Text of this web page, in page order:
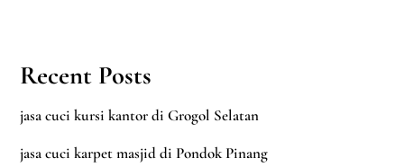
Recent Posts
jasa cuci kursi kantor di Grogol Selatan
jasa cuci karpet masjid di Pondok Pinang